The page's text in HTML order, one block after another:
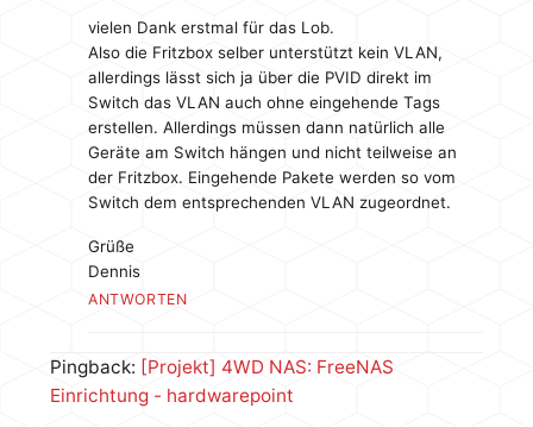
vielen Dank erstmal für das Lob.
Also die Fritzbox selber unterstützt kein VLAN,
allerdings lässt sich ja über die PVID direkt im
Switch das VLAN auch ohne eingehende Tags
erstellen. Allerdings müssen dann natürlich alle
Geräte am Switch hängen und nicht teilweise an
der Fritzbox. Eingehende Pakete werden so vom
Switch dem entsprechenden VLAN zugeordnet.
Grüße
Dennis
ANTWORTEN
Pingback: [Projekt] 4WD NAS: FreeNAS
Einrichtung - hardwarepoint